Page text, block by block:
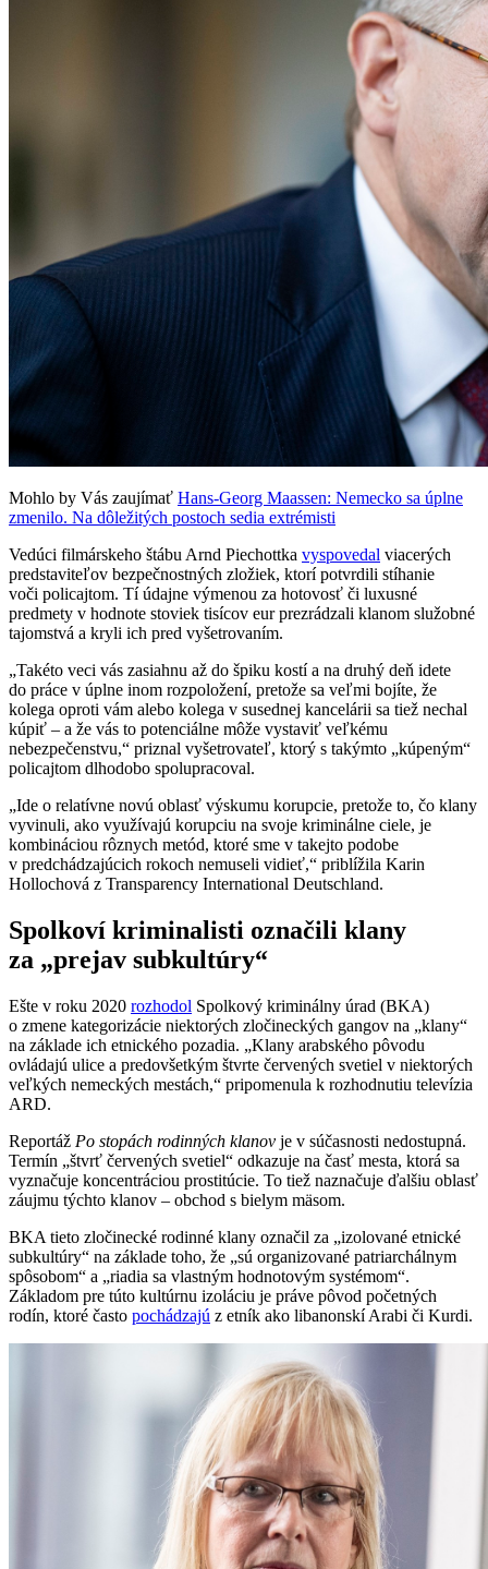
Mohlo by Vás zaujímať Hans-Georg Maassen: Nemecko sa úplne
zmenilo. Na dôležitých postoch sedia extrémisti
Vedúci filmárskeho štábu Arnd Piechottka vyspovedal viacerých
predstaviteľov bezpečnostných zložiek, ktorí potvrdili stíhanie
voči policajtom. Tí údajne výmenou za hotovosť či luxusné
predmety v hodnote stoviek tisícov eur prezrádzali klanom služobné
tajomstvá a kryli ich pred vyšetrovaním.
„Takéto veci vás zasiahnu až do špiku kostí a na druhý deň idete
do práce v úplne inom rozpoložení, pretože sa veľmi bojíte, že
kolega oproti vám alebo kolega v susednej kancelárii sa tiež nechal
kúpiť – a že vás to potenciálne môže vystaviť veľkému
nebezpečenstvu,“ priznal vyšetrovateľ, ktorý s takýmto „kúpeným“
policajtom dlhodobo spolupracoval.
„Ide o relatívne novú oblasť výskumu korupcie, pretože to, čo klany
vyvinuli, ako využívajú korupciu na svoje kriminálne ciele, je
kombináciou rôznych metód, ktoré sme v takejto podobe
v predchádzajúcich rokoch nemuseli vidieť,“ priblížila Karin
Hollochová z Transparency International Deutschland.
Spolkoví kriminalisti označili klany
za „prejav subkultúry“
Ešte v roku 2020 rozhodol Spolkový kriminálny úrad (BKA)
o zmene kategorizácie niektorých zločineckých gangov na „klany“
na základe ich etnického pozadia. „Klany arabského pôvodu
ovládajú ulice a predovšetkým štvrte červených svetiel v niektorých
veľkých nemeckých mestách,“ pripomenula k rozhodnutiu televízia
ARD.
Reportáž Po stopách rodinných klanov je v súčasnosti nedostupná.
Termín „štvrť červených svetiel“ odkazuje na časť mesta, ktorá sa
vyznačuje koncentráciou prostitúcie. To tiež naznačuje ďalšiu oblasť
záujmu týchto klanov – obchod s bielym mäsom.
BKA tieto zločinecké rodinné klany označil za „izolované etnické
subkultúry“ na základe toho, že „sú organizované patriarchálnym
spôsobom“ a „riadia sa vlastným hodnotovým systémom“.
Základom pre túto kultúrnu izoláciu je práve pôvod početných
rodín, ktoré často pochádzajú z etník ako libanonskí Arabi či Kurdi.